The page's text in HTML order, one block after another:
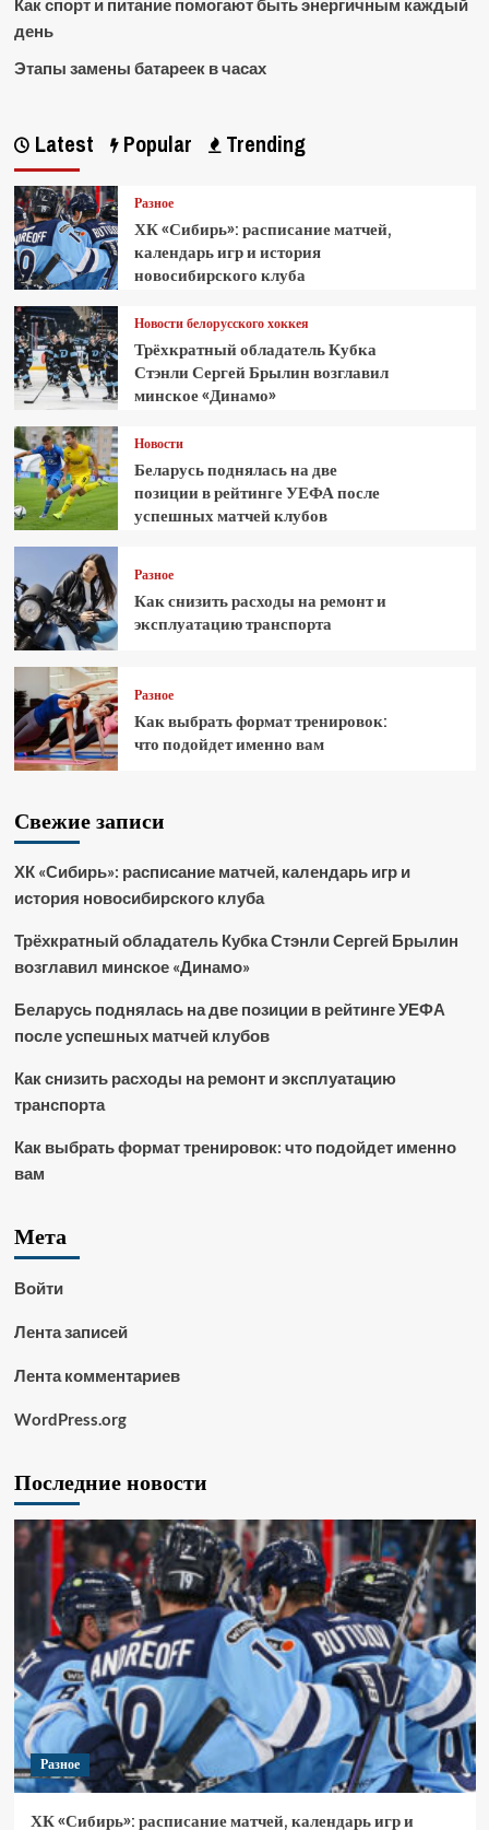
Как спорт и питание помогают быть энергичным каждый
день
Этапы замены батареек в часах
Latest Popular Trending
Разное
ХК «Сибирь»: расписание матчей,
календарь игр и история
новосибирского клуба
Новости белорусского хоккея
Трёхкратный обладатель Кубка
Стэнли Сергей Брылин возглавил
минское «Динамо»
Новости
Беларусь поднялась на две
позиции в рейтинге УЕФА после
успешных матчей клубов
Разное
Как снизить расходы на ремонт и
эксплуатацию транспорта
Разное
Как выбрать формат тренировок:
что подойдет именно вам
Свежие записи
ХК «Сибирь»: расписание матчей, календарь игр и
история новосибирского клуба
Трёхкратный обладатель Кубка Стэнли Сергей Брылин
возглавил минское «Динамо»
Беларусь поднялась на две позиции в рейтинге УЕФА
после успешных матчей клубов
Как снизить расходы на ремонт и эксплуатацию
транспорта
Как выбрать формат тренировок: что подойдет именно
вам
Мета
Войти
Лента записей
Лента комментариев
WordPress.org
Последние новости
Разное
ХК «Сибирь»: расписание матчей, календарь игр и